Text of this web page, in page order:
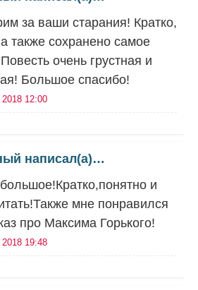
за ваши старания! Кратко,
также сохранено самое
очень грустная и
Большое спасибо!
12:00
написал(а)…
и
мне понравился
про Максима Горького!
19:48